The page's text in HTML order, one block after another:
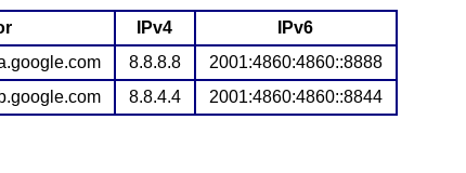
IPv4
IPv6
8.8.8.8
2001:4860:4860::8888
8.8.4.4 2001:4860:4860::8844